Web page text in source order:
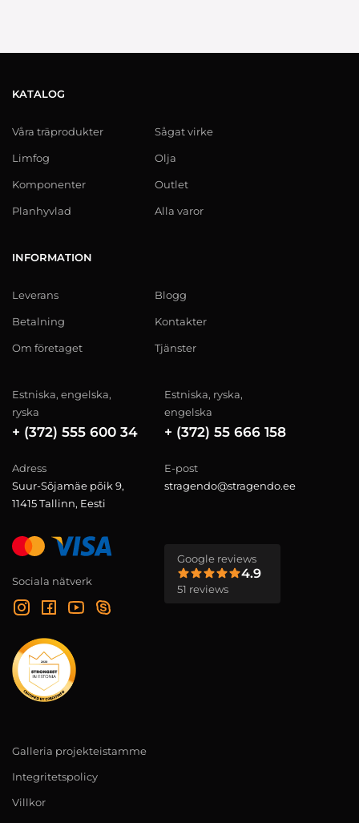
KATALOG
Våra träprodukter
Limfog
Komponenter
Planhyvlad
Sågat virke
Olja
Outlet
Alla varor
INFORMATION
Leverans
Betalning
Om företaget
Blogg
Kontakter
Tjänster
Estniska, engelska,
ryska
+ (372) 555 600 34
Estniska, ryska,
engelska
+ (372) 55 666 158
Adress
Suur-Sõjamäe põik 9,
11415 Tallinn, Eesti
E-post
stragendo@stragendo.ee
Sociala nätverk
Google reviews
4.9
51 reviews
Galleria projekteistamme
Integritetspolicy
Villkor